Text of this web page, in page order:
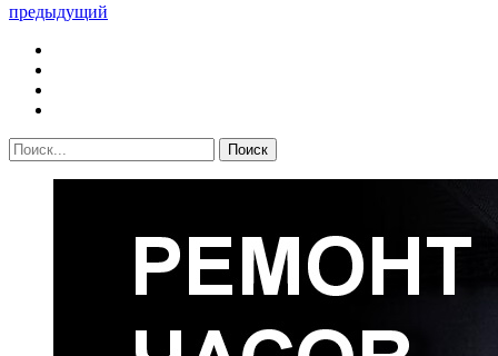
предыдущий